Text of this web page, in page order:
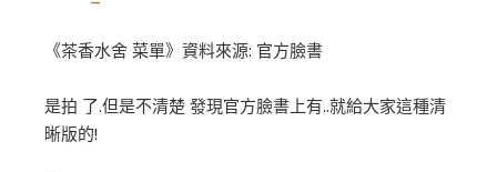
《茶香水舍 菜單》資料來源: 官方臉書
是拍 了.但是不清楚 發現官方臉書上有..就給大家這種清
晰版的!